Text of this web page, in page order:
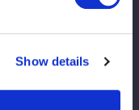
Show details
2025